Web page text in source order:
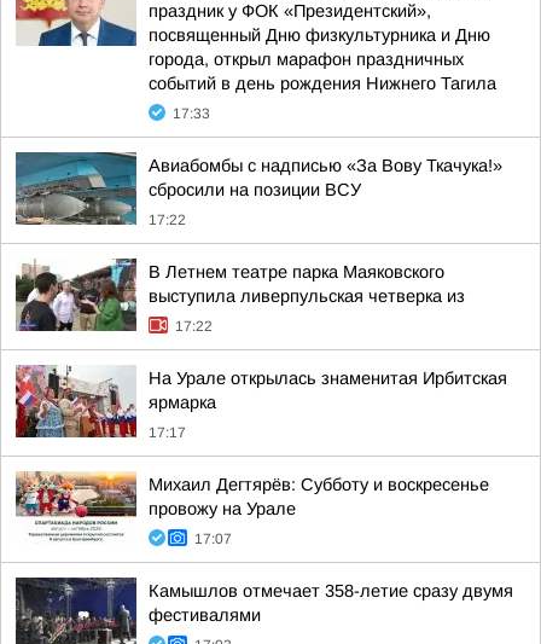
праздник у ФОК «Президентский»,
посвященный Дню физкультурника и Дню
города, открыл марафон праздничных
событий в день рождения Нижнего Тагила
17:33
Авиабомбы с надписью «За Вову Ткачука!»
сбросили на позиции ВСУ
17:22
В Летнем театре парка Маяковского
выступила ливерпульская четверка из
17:22
На Урале открылась знаменитая Ирбитская
ярмарка
17:17
Михаил Дегтярёв: Субботу и воскресенье
провожу на Урале
17:07
Камышлов отмечает 358-летие сразу двумя
фестивалями